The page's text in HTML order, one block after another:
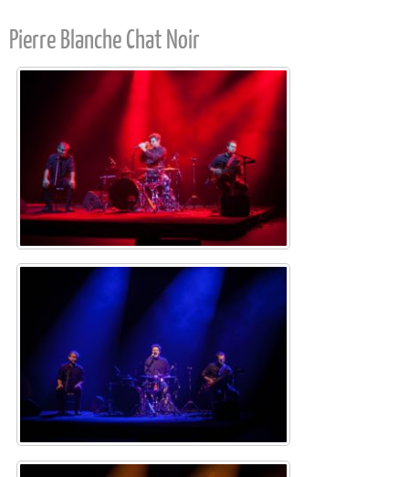
Pierre Blanche Chat Noir